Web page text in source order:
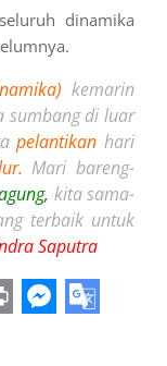
dinamika
kemarin
sumbang di luar
pelantikan hari
Mari bareng-
kita sama-
terbaik untuk
Saputra